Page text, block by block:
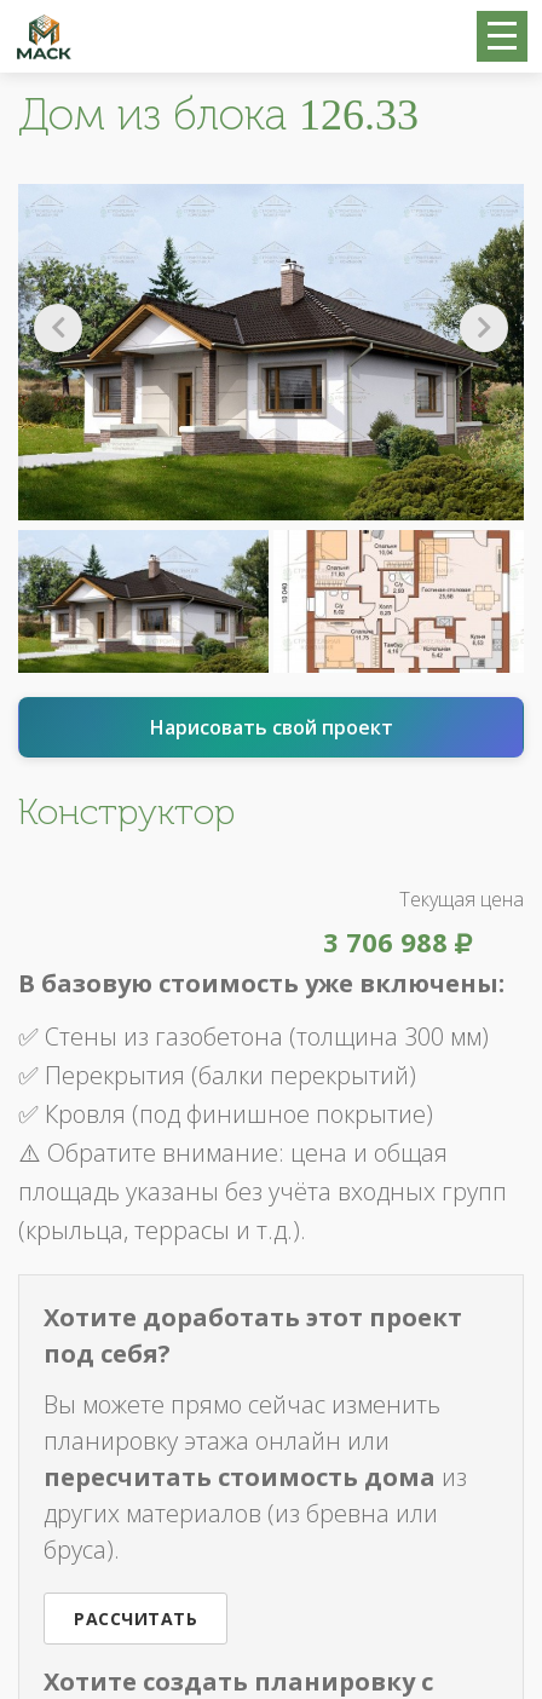
Дом из блока 126.33
Нарисовать свой проект
Конструктор
Текущая цена
3 706 988
В базовую стоимость уже включены:
✅ Стены из газобетона (толщина 300 мм)
✅ Перекрытия (балки перекрытий)
✅ Кровля (под финишное покрытие)
⚠️ Обратите внимание: цена и общая
площадь указаны без учёта входных групп
(крыльца, террасы и т.д.).
Хотите доработать этот проект
под себя?
Вы можете прямо сейчас изменить
планировку этажа онлайн или
пересчитать стоимость дома из
других материалов (из бревна или
бруса).
РАССЧИТАТЬ
Хотите создать планировку с